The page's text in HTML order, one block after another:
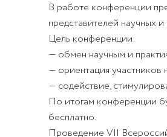
В работе конференции
Цель конференции:
— обмен научным и
— ориентация
— содействие,
По итогам конференции
бесплатно.
Проведение VII